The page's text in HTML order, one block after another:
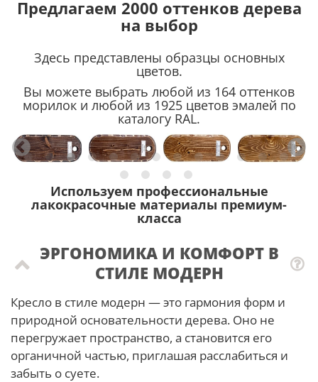
Предлагаем 2000 оттенков дерева
на выбор
Здесь представлены образцы основных
цветов.
Вы можете выбрать любой из 164 оттенков
морилок и любой из 1925 цветов эмалей по
каталогу RAL.
Используем профессиональные
лакокрасочные материалы премиум-
класса
ЭРГОНОМИКА И КОМФОРТ В
СТИЛЕ МОДЕРН
Кресло в стиле модерн — это гармония форм и
природной основательности дерева. Оно не
перегружает пространство, а становится его
органичной частью, приглашая расслабиться и
забыть о суете.